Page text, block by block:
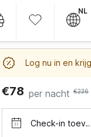
NL
Log nu in en
€78 per nacht €236
Check-in toevoegen